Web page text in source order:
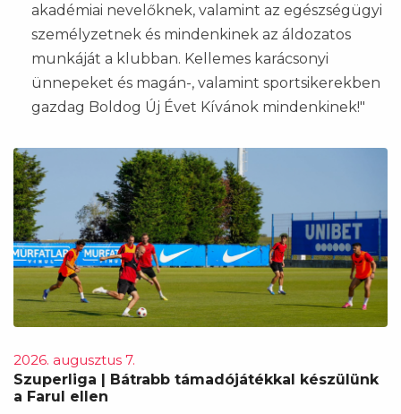
akadémiai nevelőknek, valamint az egészségügyi
személyzetnek és mindenkinek az áldozatos
munkáját a klubban. Kellemes karácsonyi
ünnepeket és magán-, valamint sportsikerekben
gazdag Boldog Új Évet Kívánok mindenkinek!"
2026. augusztus 7.
Szuperliga | Bátrabb támadójátékkal készülünk
a Farul ellen